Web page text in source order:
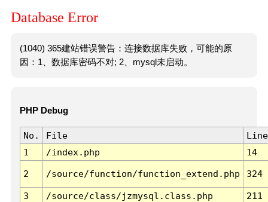
Database Error
(1040) 365建站错误警告：连接数据库失败，可能的原
因：1、数据库密码不对; 2、mysql未启动。
PHP Debug
No. File
Line
1
/index.php 14
2 /source/function/function_extend.php 324
3 /source/class/jzmysql.class.php
211